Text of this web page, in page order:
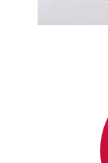
Bank of